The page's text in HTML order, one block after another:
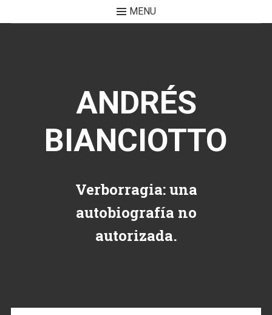
MENU
ANDRÉS
BIANCIOTTO
Verborragia: una
autobiografía no
autorizada.